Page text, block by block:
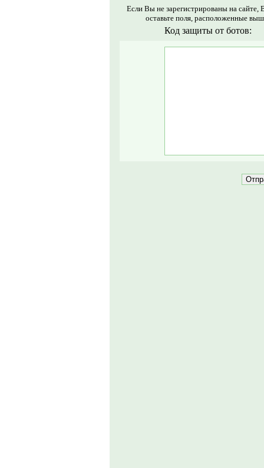
Если Вы не зарегистрированы на
оставьте поля, расположенные
Код защиты от ботов: